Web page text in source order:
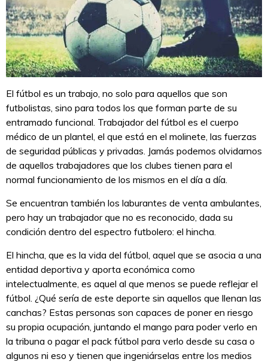
El fútbol es un trabajo, no solo para aquellos que son
futbolistas, sino para todos los que forman parte de su
entramado funcional. Trabajador del fútbol es el cuerpo
médico de un plantel, el que está en el molinete, las fuerzas
de seguridad públicas y privadas. Jamás podemos olvidarnos
de aquellos trabajadores que los clubes tienen para el
normal funcionamiento de los mismos en el día a día.
Se encuentran también los laburantes de venta ambulantes,
pero hay un trabajador que no es reconocido, dada su
condición dentro del espectro futbolero: el hincha.
El hincha, que es la vida del fútbol, aquel que se asocia a una
entidad deportiva y aporta económica como
intelectualmente, es aquel al que menos se puede reflejar el
fútbol. ¿Qué sería de este deporte sin aquellos que llenan las
canchas? Estas personas son capaces de poner en riesgo
su propia ocupación, juntando el mango para poder verlo en
la tribuna o pagar el pack fútbol para verlo desde su casa o
algunos ni eso y tienen que ingeniárselas entre los medios